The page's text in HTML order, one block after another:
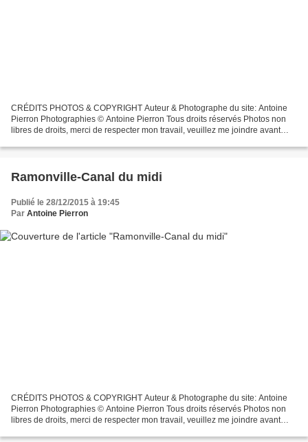
CRÉDITS PHOTOS & COPYRIGHT Auteur & Photographe du site: Antoine
Pierron Photographies © Antoine Pierron Tous droits réservés Photos non
libres de droits, merci de respecter mon travail, veuillez me joindre avant
Ramonville-Canal du midi
Publié le 28/12/2015 à 19:45
Par Antoine Pierron
CRÉDITS PHOTOS & COPYRIGHT Auteur & Photographe du site: Antoine
Pierron Photographies © Antoine Pierron Tous droits réservés Photos non
libres de droits, merci de respecter mon travail, veuillez me joindre avant